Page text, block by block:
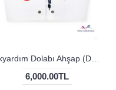
6,000.00TL